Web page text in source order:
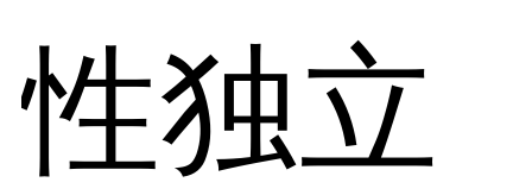
性独立